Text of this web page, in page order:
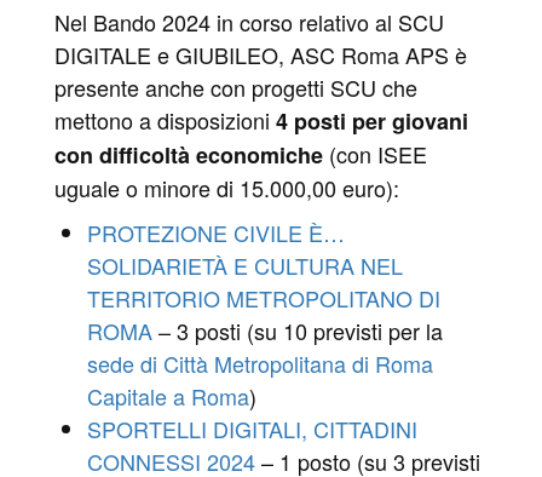
Nel Bando 2024 in corso relativo al SCU
DIGITALE e GIUBILEO, ASC Roma APS è
presente anche con progetti SCU che
mettono a disposizioni 4 posti per giovani
con difficoltà economiche(con ISEE
uguale o minore di 15.000,00 euro):
PROTEZIONE CIVILE È…
SOLIDARIETÀ E CULTURA NEL
TERRITORIO METROPOLITANO DI
ROMA– 3 posti (su 10 previsti per la
sede di Città Metropolitana di Roma
Capitale a Roma)
SPORTELLI DIGITALI, CITTADINI
CONNESSI 2024– 1 posto (su 3 previsti